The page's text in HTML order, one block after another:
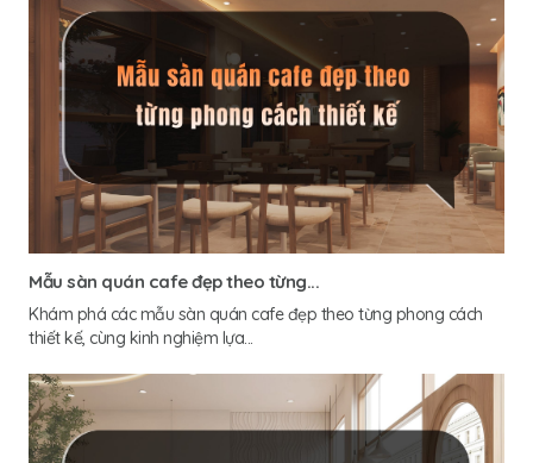
Mẫu sàn quán cafe đẹp theo từng...
Khám phá các mẫu sàn quán cafe đẹp theo từng phong cách
thiết kế, cùng kinh nghiệm lựa...